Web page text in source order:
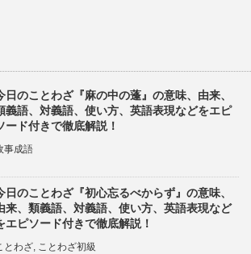
日のことわざ『麻の中の蓬』の意味、由来、
義語、対義語、使い方、英語表現などをエピ
ード付きで徹底解説！
事成語
日のことわざ『初心忘るべからず』の意味、
来、類義語、対義語、使い方、英語表現など
エピソード付きで徹底解説！
とわざ, ことわざ初級